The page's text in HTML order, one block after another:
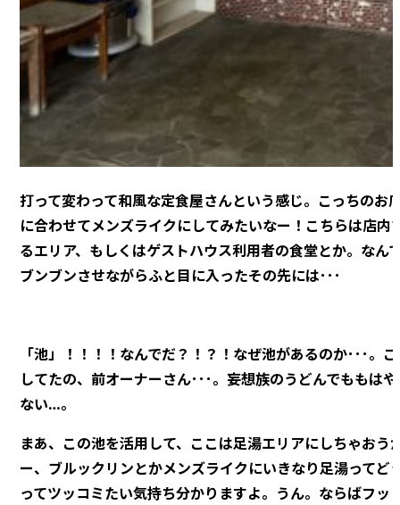
打って変わって和風な定食屋さんという感じ。こっちのお
に合わせてメンズライクにしてみたいなー！こちらは店内
るエリア、もしくはゲストハウス利用者の食堂とか。なん
ブンブンさせながらふと目に入ったその先には･･･
「池」！！！！なんでだ？！？！なぜ池があるのか･･･。
してたの、前オーナーさん･･･。妄想族のうどんでももは
ない…。
まあ、この池を活用して、ここは足湯エリアにしちゃおう
ー、ブルックリンとかメンズライクにいきなり足湯ってど
ってツッコミたい気持ち分かりますよ。うん。ならばフッ